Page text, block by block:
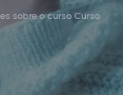
sobre o curso Curso